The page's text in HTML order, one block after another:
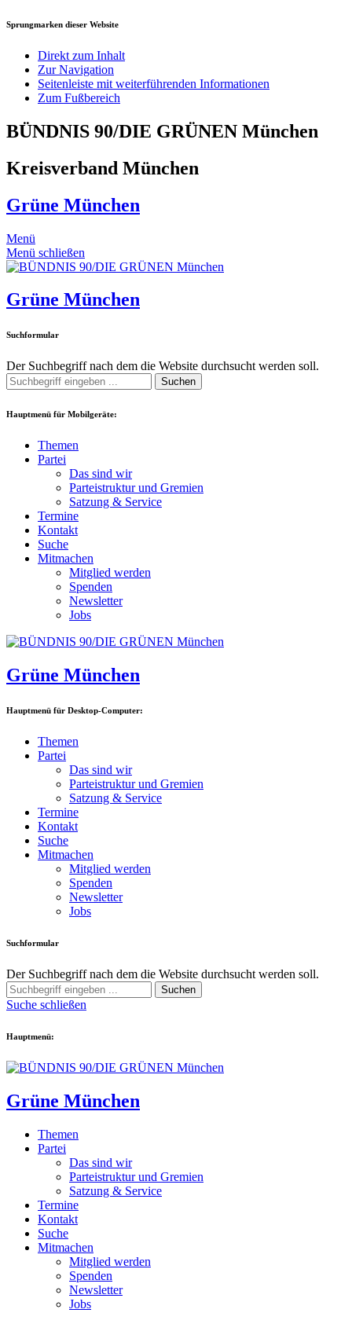
Sprungmarken dieser Website
Direkt zum Inhalt
Zur Navigation
Seitenleiste mit weiterführenden Informationen
Zum Fußbereich
BÜNDNIS 90/DIE GRÜNEN München
Kreisverband München
Grüne München
Menü
Menü schließen
Grüne München
Suchformular
Der Suchbegriff nach dem die Website durchsucht werden soll.
Suchen
Hauptmenü für Mobilgeräte:
Themen
Partei
Das sind wir
Parteistruktur und Gremien
Satzung & Service
Termine
Kontakt
Suche
Mitmachen
Mitglied werden
Spenden
Newsletter
Jobs
Grüne München
Hauptmenü für Desktop-Computer:
Themen
Partei
Das sind wir
Parteistruktur und Gremien
Satzung & Service
Termine
Kontakt
Suche
Mitmachen
Mitglied werden
Spenden
Newsletter
Jobs
Suchformular
Der Suchbegriff nach dem die Website durchsucht werden soll.
Suchen
Suche schließen
Hauptmenü:
Grüne München
Themen
Partei
Das sind wir
Parteistruktur und Gremien
Satzung & Service
Termine
Kontakt
Suche
Mitmachen
Mitglied werden
Spenden
Newsletter
Jobs